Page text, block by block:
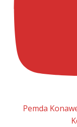
Pemda